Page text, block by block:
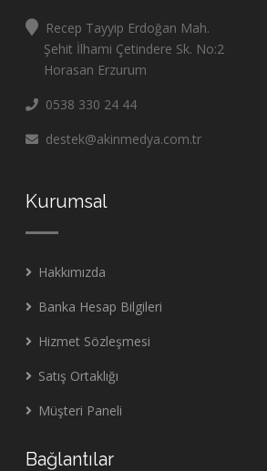
Recep Tayyip Erdoğan Mah.
Şehit İlhami Çetindere Sk. No:2
Horasan Erzurum
0538 330 24 44
destek@akinmedya.com.tr
Kurumsal
Hakkımızda
Banka Hesap Bilgileri
Hizmet Sözleşmesi
Satış Ortaklığı
Müşteri Paneli
Bağlantılar